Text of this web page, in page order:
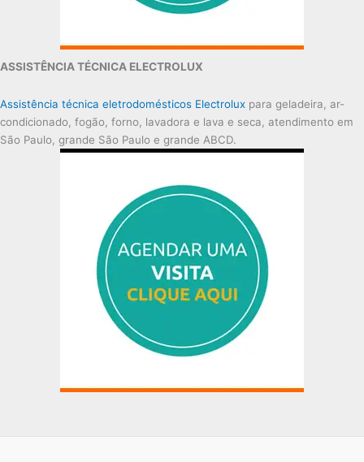
ASSISTÊNCIA TÉCNICA ELECTROLUX
Assistência técnica eletrodomésticos Electrolux para geladeira, ar-
condicionado, fogão, forno, lavadora e lava e seca, atendimento em
São Paulo, grande São Paulo e grande ABCD.